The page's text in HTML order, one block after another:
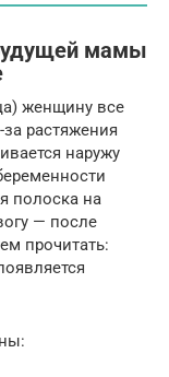
мамы
женщину все
растяжения
наружу
полоска на
— после
прочитать: